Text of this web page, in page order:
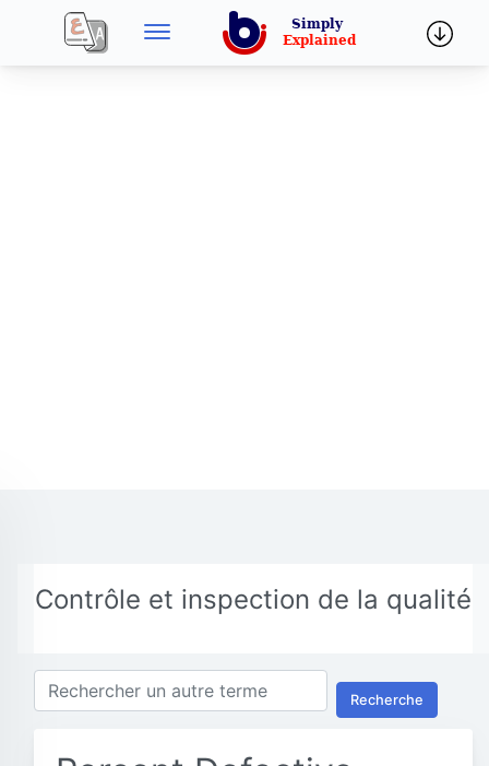
Contrôle et inspection de la qualité
Recherche